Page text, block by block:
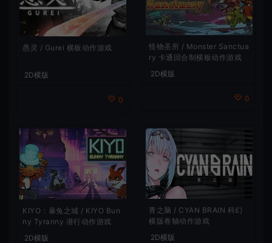
愚灵 / Gurei 横板动作游戏
2D横版
0
怪物圣所 / Monster Sanctua
ry 卡通回合制横板动作游戏
2D横版
0
KIYO：暴兔之城 / KIYO Bun
ny Tyranny 潜行动作游戏
2D横版
青之脑 / CYAN BRAIN 科幻
横版卷轴动作游戏
2D横版